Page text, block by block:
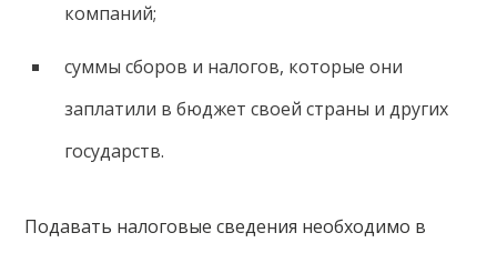
компаний;
суммы сборов и налогов, которые они
заплатили в бюджет своей страны и других
государств.
Подавать налоговые сведения необходимо в